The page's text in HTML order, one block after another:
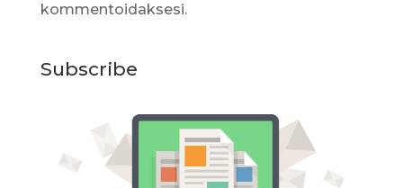
kommentoidaksesi.
Subscribe